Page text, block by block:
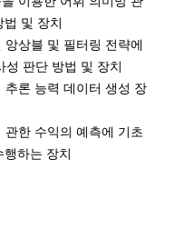
및 장치
앙상블 및 필터링 전략에
성 판단 방법 및 장치
추론 능력 데이터 생성 장
관한 수익의 예측에 기초
하는 장치